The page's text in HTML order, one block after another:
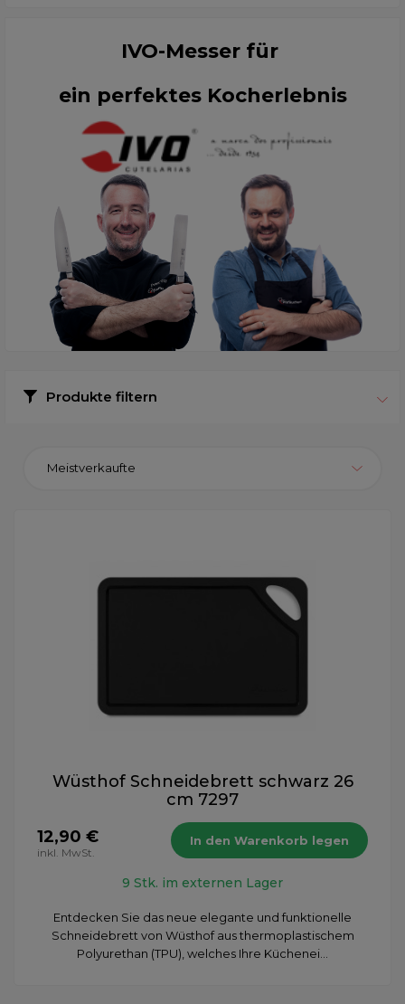
IVO-Messer für
ein perfektes Kocherlebnis
Produkte filtern
Meistverkaufte
Wüsthof Schneidebrett schwarz 26
cm 7297
12,90 €
inkl. MwSt.
In den Warenkorb legen
9 Stk. im externen Lager
Entdecken Sie das neue elegante und funktionelle
Schneidebrett von Wüsthof aus thermoplastischem
Polyurethan (TPU), welches Ihre Küchenei...